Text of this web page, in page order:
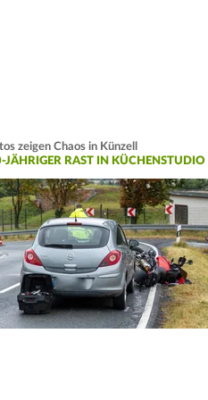
zeigen Chaos in Künzell
JÄHRIGER RAST IN KÜCHENSTUDIO